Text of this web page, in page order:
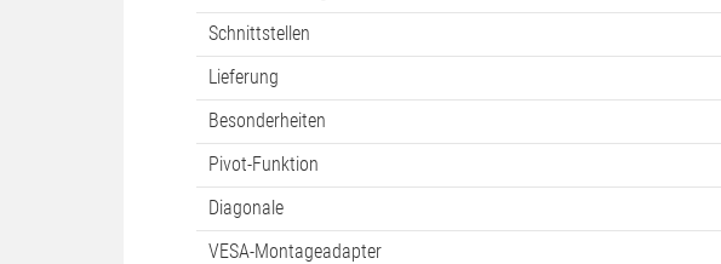
Schnittstellen
Lieferung
Besonderheiten
Pivot-Funktion
Diagonale
VESA-Montageadapter